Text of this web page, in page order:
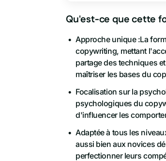
Qu'est-ce que cette
Approche unique :La
copywriting, mettant
partage des techniques
maîtriser les bases du
Focalisation sur la
psychologiques du
d'influencer les
Adaptée à tous les
aussi bien aux novices
perfectionner leurs